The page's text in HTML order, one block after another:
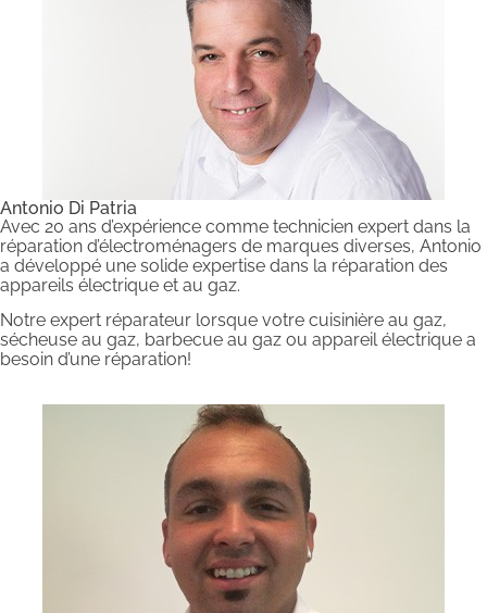
Antonio Di Patria
Avec 20 ans d’expérience comme technicien expert dans la
réparation d’électroménagers de marques diverses, Antonio
a développé une solide expertise dans la réparation des
appareils électrique et au gaz.
Notre expert réparateur lorsque votre cuisinière au gaz,
sécheuse au gaz, barbecue au gaz ou appareil électrique a
besoin d’une réparation!